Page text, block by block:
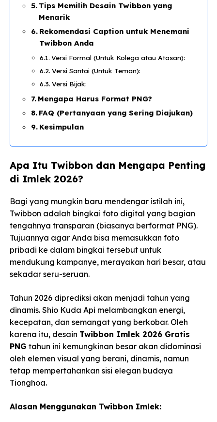
Tips Memilih Desain Twibbon yang
Menarik
Rekomendasi Caption untuk Menemani
Twibbon Anda
Versi Formal (Untuk Kolega atau Atasan):
Versi Santai (Untuk Teman):
Versi Bijak:
Mengapa Harus Format PNG?
FAQ (Pertanyaan yang Sering Diajukan)
Kesimpulan
Apa Itu Twibbon dan Mengapa Penting
di Imlek 2026?
Bagi yang mungkin baru mendengar istilah ini,
Twibbon adalah bingkai foto digital yang bagian
tengahnya transparan (biasanya berformat PNG).
Tujuannya agar Anda bisa memasukkan foto
pribadi ke dalam bingkai tersebut untuk
mendukung kampanye, merayakan hari besar, atau
sekadar seru-seruan.
Tahun 2026 diprediksi akan menjadi tahun yang
dinamis. Shio Kuda Api melambangkan energi,
kecepatan, dan semangat yang berkobar. Oleh
karena itu, desain Twibbon Imlek 2026 Gratis
PNG tahun ini kemungkinan besar akan didominasi
oleh elemen visual yang berani, dinamis, namun
tetap mempertahankan sisi elegan budaya
Tionghoa.
Alasan Menggunakan Twibbon Imlek: